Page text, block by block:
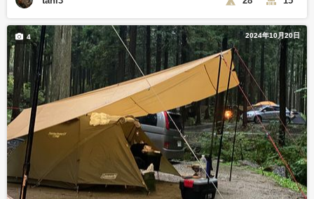
2024年10月20日
4